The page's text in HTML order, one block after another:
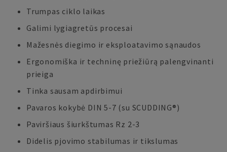
Trumpas ciklo laikas
Galimi lygiagretūs procesai
Mažesnės diegimo ir eksploatavimo sąnaudos
Ergonomiška ir techninę priežiūrą palengvinanti
prieiga
Tinka sausam apdirbimui
Pavaros kokybė DIN 5-7 (su SCUDDING®)
Paviršiaus šiurkštumas Rz 2-3
Didelis pjovimo stabilumas ir tikslumas